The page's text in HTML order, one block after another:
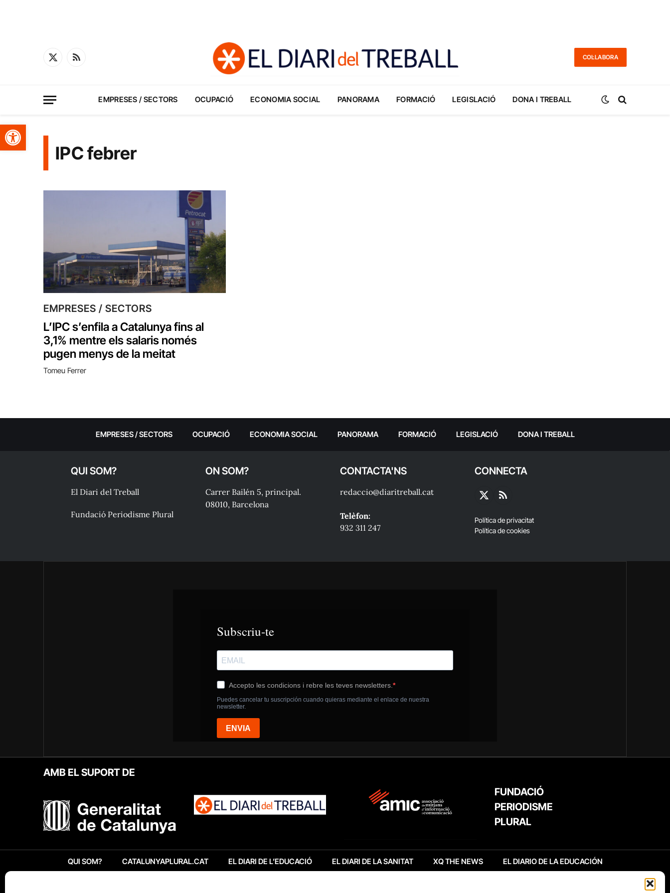
Obre la barra d'eines
X
RSS
COL·LABORA
EMPRESES / SECTORS OCUPACIÓ ECONOMIA SOCIAL PANORAMA FORMACIÓ LEGISLACIÓ DONA I TREBALL
IPC febrer
EMPRESES / SECTORS
L’IPC s’enfila a Catalunya fins al
3,1% mentre els salaris només
pugen menys de la meitat
Tomeu Ferrer
EMPRESES / SECTORS OCUPACIÓ ECONOMIA SOCIAL PANORAMA FORMACIÓ LEGISLACIÓ DONA I TREBALL
QUI SOM?
El Diari del Treball
Fundació Periodisme Plural
ON SOM?
Carrer Bailén 5, principal.
08010, Barcelona
CONTACTA'NS
redaccio@diaritreball.cat
Telèfon:
932 311 247
CONNECTA
X
RSS
Política de privacitat
Política de cookies
AMB EL SUPORT DE
FUNDACIÓ
PERIODISME
PLURAL
QUI SOM? CATALUNYAPLURAL.CAT EL DIARI DE L’EDUCACIÓ EL DIARI DE LA SANITAT XQ THE NEWS EL DIARIO DE LA EDUCACIÓN